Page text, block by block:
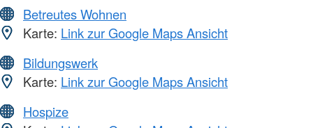
Betreutes Wohnen
Karte: Link zur Google Maps Ansicht
Bildungswerk
Karte: Link zur Google Maps Ansicht
Hospize